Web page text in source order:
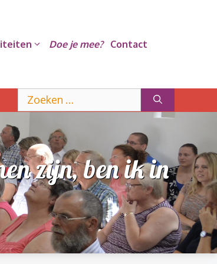
Doe je mee? Contact
naar:
zijn, ben ik in